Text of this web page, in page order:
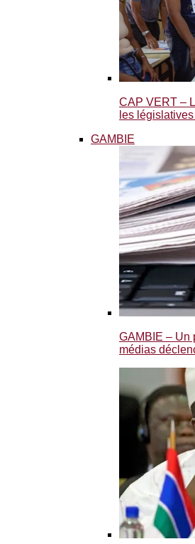
CAP VERT –
les
GAMBIE
GAMBIE – Un
médias